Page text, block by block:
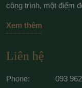
công trình, một điểm
Xem thêm
Liên hệ
Phone:
093